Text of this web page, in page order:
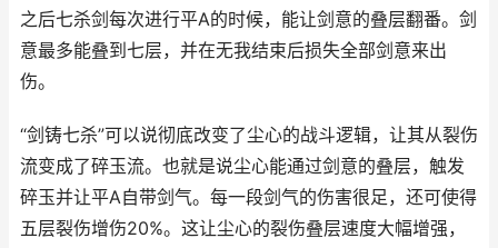
之后七杀剑每次进行平A的时候，能让剑意的叠层翻番。剑
意最多能叠到七层，并在无我结束后损失全部剑意来出
伤。
“剑铸七杀”可以说彻底改变了尘心的战斗逻辑，让其从裂伤
流变成了碎玉流。也就是说尘心能通过剑意的叠层，触发
碎玉并让平A自带剑气。每一段剑气的伤害很足，还可使得
五层裂伤增伤20%。这让尘心的裂伤叠层速度大幅增强，